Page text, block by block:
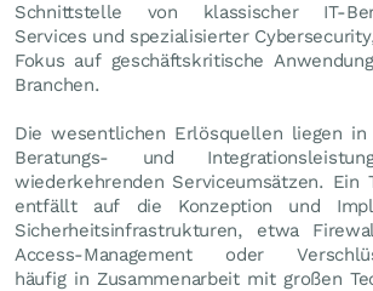
Schnittstelle von klassischer IT-
Services und spezialisierter
Fokus auf geschäftskritische
Branchen.
Die wesentlichen Erlösquellen liegen in
Beratungs- und
wiederkehrenden Serviceumsätzen. Ein
entfällt auf die Konzeption und
Sicherheitsinfrastrukturen, etwa
Access-Management oder
häufig in Zusammenarbeit mit großen